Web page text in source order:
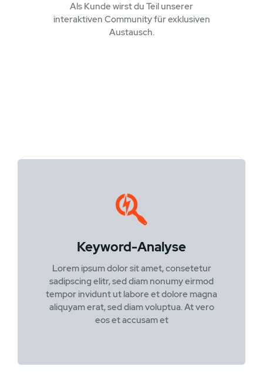
Als Kunde wirst du Teil unserer
interaktiven Community für exklusiven
Austausch.
Keyword-Analyse
Lorem ipsum dolor sit amet, consetetur
sadipscing elitr, sed diam nonumy eirmod
tempor invidunt ut labore et dolore magna
aliquyam erat, sed diam voluptua. At vero
eos et accusam et